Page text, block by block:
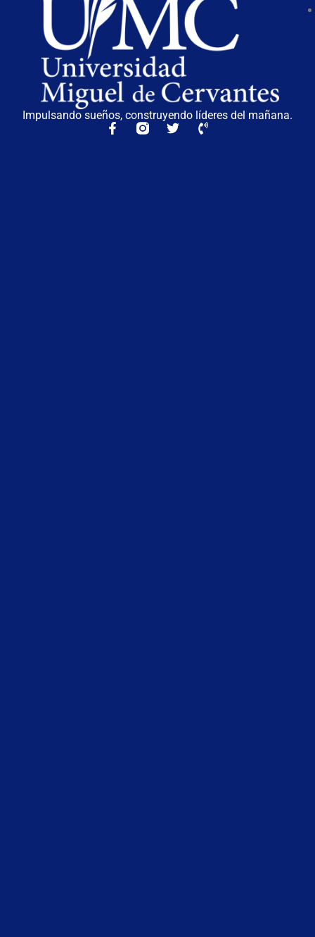
Impulsando sueños, construyendo líderes del mañana.